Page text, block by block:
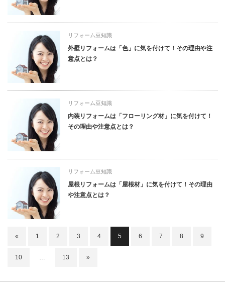
リフォーム豆知識
外壁リフォームは「色」に気を付けて！その理由や注
意点とは？
リフォーム豆知識
内装リフォームは「フローリング材」に気を付けて！
その理由や注意点とは？
リフォーム豆知識
屋根リフォームは「屋根材」に気を付けて！その理由
や注意点とは？
« 1 2 3 4 5 6 7 8 9
10 … 13 »